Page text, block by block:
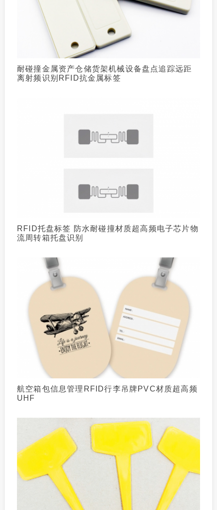
耐碰撞金属资产仓储货架机械设备盘点追踪远距
离射频识别RFID抗金属标签
RFID托盘标签 防水耐碰撞材质超高频电子芯片物
流周转箱托盘识别
航空箱包信息管理RFID行李吊牌PVC材质超高频
UHF